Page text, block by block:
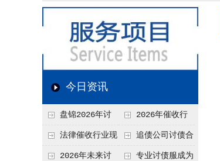
今日资讯
盘锦2026年讨
债新趋势
2026年催收行
业发展现状、竞争格
局及未来趋势分析
法律催收行业现
状、合规痛点与未来
追债公司讨债合
法方法总结
2026年未来讨 专业讨债服成为